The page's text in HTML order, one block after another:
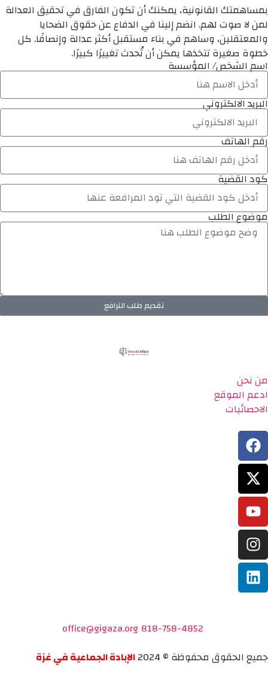
بمساهمتك القانونية، يمكنك أن تكون الفارق في تحقيق العدالة
لمن لا صوت لهم. انضم إلينا في الدفاع عن حقوق الضحايا
والمعتقلين، وساهم في بناء مستقبل أكثر عدالة وإنصافًا. كل
خطوة صغيرة تتخذها يمكن أن تُحدث تغييرًا كبيرًا.
اسم الشخص/ المؤسسة
البريد الالكتروني
رقم الهاتف
كود القضية
موضوع الطلب
تقديم طلب الترافع
من نحن
ادعم الموقع
الاحصائيات
818-758-4852
office@gigaza.org
جميع الحقوق محفوظة © 2024
الإبادة الجماعية في غزة